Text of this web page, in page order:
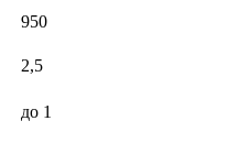
950
2,5
до 1